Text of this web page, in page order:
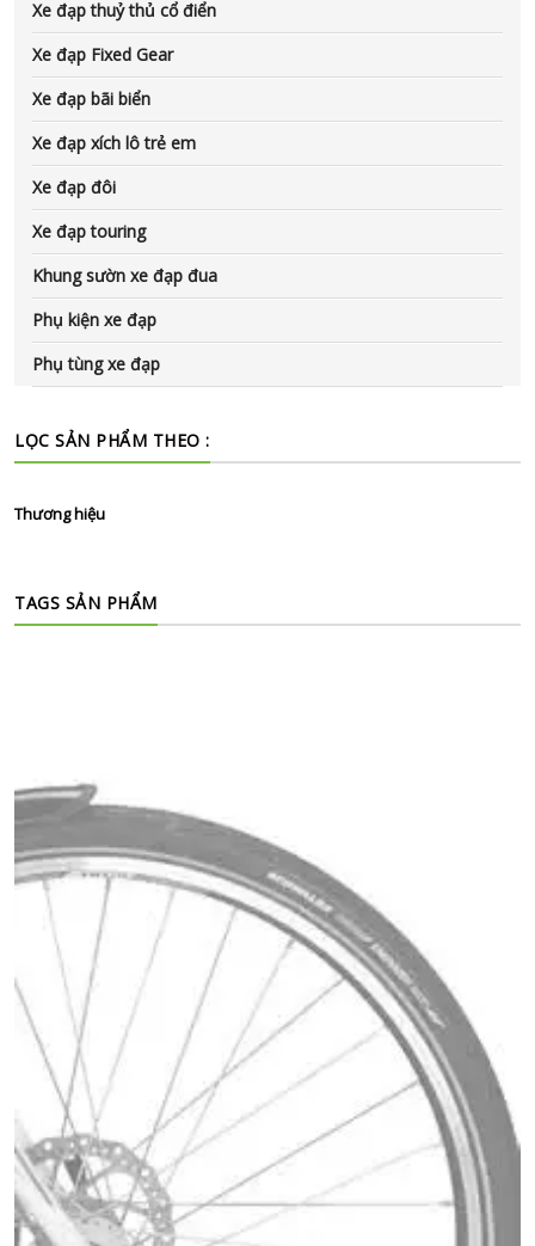
Xe đạp thuỷ thủ cổ điển
Xe đạp Fixed Gear
Xe đạp bãi biển
Xe đạp xích lô trẻ em
Xe đạp đôi
Xe đạp touring
Khung sườn xe đạp đua
Phụ kiện xe đạp
Phụ tùng xe đạp
LỌC SẢN PHẨM THEO :
Thương hiệu
TAGS SẢN PHẨM